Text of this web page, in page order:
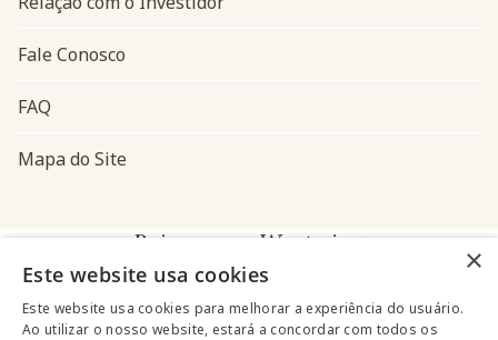
Fale Conosco
FAQ
Mapa do Site
Baixe o app Westwing
×
Este website usa cookies
Este website usa cookies para melhorar a experiência do usuário.
Ao utilizar o nosso website, estará a concordar com todos os